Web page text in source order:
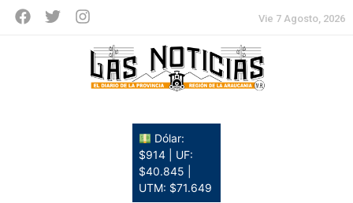
Vie 7 Agosto, 2026
Dólar:
$914 | UF:
$40.845 |
UTM: $71.649